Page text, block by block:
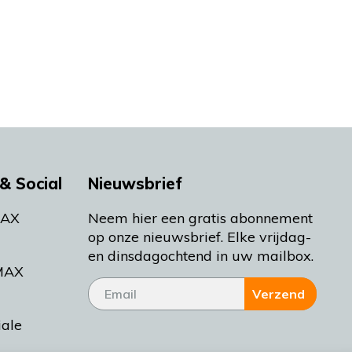
Social Nieuwsbrief
Neem hier een gratis abonnement
op onze nieuwsbrief. Elke vrijdag-
en dinsdagochtend in uw mailbox.
Verzend